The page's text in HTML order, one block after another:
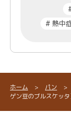
# 熱中
ホーム > パン >
ゲン豆のブルスケッ